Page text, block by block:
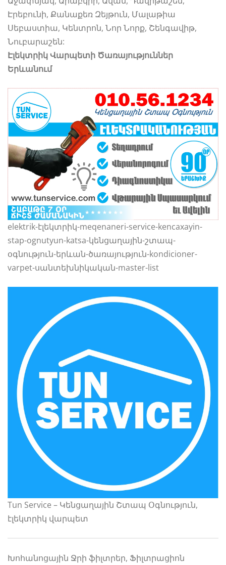
Էրեբունի, Քանաքեռ Զեյթուն, Մալաթիա
Սեբաստիա, Կենտրոն, Նոր Նորք, Շենգավիթ,
Նուբարաշեն:
Էլեկտրիկ Վարպետի Ծառայություններ
Երևանում
elektrik-էլեկտրիկ-meqenaneri-service-kencaxayin-
stap-ognutyun-katsa-կենցաղային-շտապ-
օգնություն-երևան-ծառայություն-kondicioner-
varpet-սանտեխնիկական-master-list
Tun Service – Կենցաղային Շտապ Օգնություն,
էլեկտրիկ վարպետ
Խոհանոցային Ջրի ֆիլտրեր, Ֆիլտրացիոն